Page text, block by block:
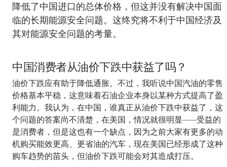
降低了中国进口的总体价格，但这并没有解决中国面
临的长期能源安全问题。这终究将不利于中国经济及
其对能源安全问题的考量。
中国消费者从油价下跌中获益了吗？
油价下跌应有助于降低通胀。不过，我听说中国汽油的零售
价格基本平稳，这意味着石油企业本身以某种方式提高了盈
利能力。我认为，在中国，谁真正从油价下跌中获益了，这
个问题的答案尚不清楚，在美国，情况就很明显——受益的
是消费者，但是这也有一个缺点，因为之前大家有更多的动
机购买能效更高、更省油的汽车，现在美国已经形成了这种
购车趋势的苗头，但油价下跌可能会对其造成打压。